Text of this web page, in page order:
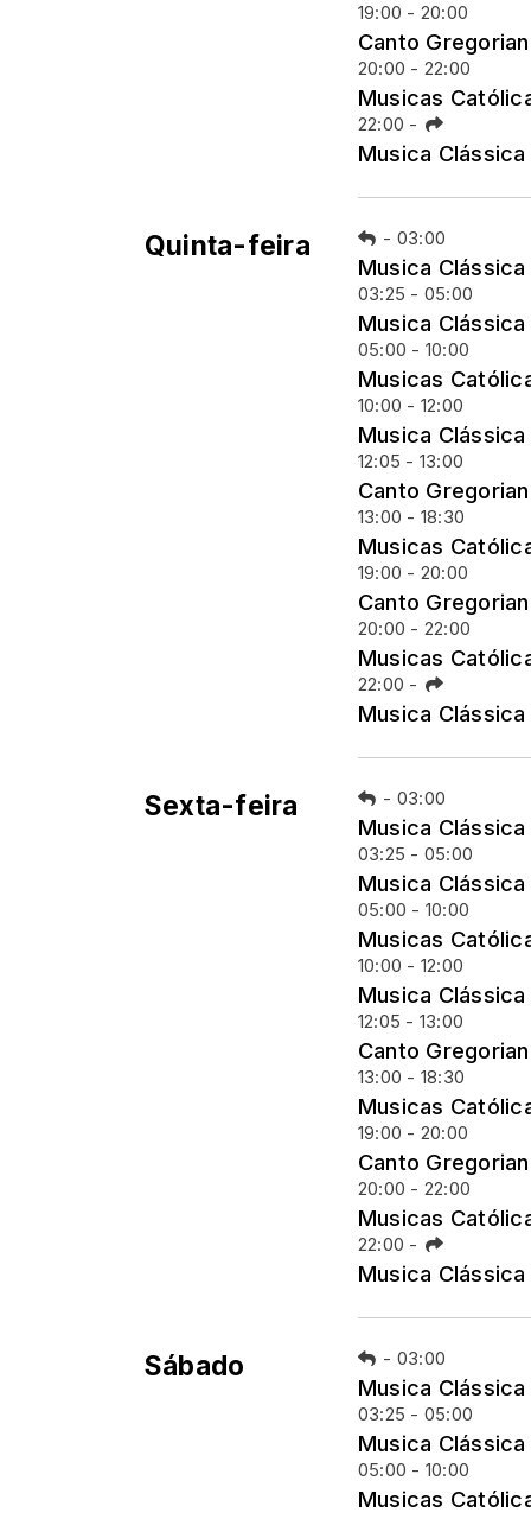
19:00 - 20:00
Canto
20:00 - 22:00
Musicas
22:00 -
Musica Clássica
Quinta-feira - 03:00
Musica Clássica
03:25 - 05:00
Musica Clássica
05:00 - 10:00
Musicas
10:00 - 12:00
Musica Clássica
12:05 - 13:00
Canto
13:00 - 18:30
Musicas
19:00 - 20:00
Canto
20:00 - 22:00
Musicas
22:00 -
Musica Clássica
Sexta-feira - 03:00
Musica Clássica
03:25 - 05:00
Musica Clássica
05:00 - 10:00
Musicas
10:00 - 12:00
Musica Clássica
12:05 - 13:00
Canto
13:00 - 18:30
Musicas
19:00 - 20:00
Canto
20:00 - 22:00
Musicas
22:00 -
Musica Clássica
Sábado - 03:00
Musica Clássica
03:25 - 05:00
Musica Clássica
05:00 - 10:00
Musicas